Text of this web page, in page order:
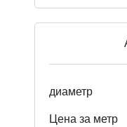
диаметр
Цена за метр